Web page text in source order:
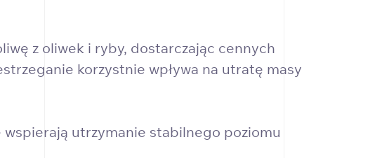
z oliwek i ryby, dostarczając cennych
korzystnie wpływa na utratę masy
utrzymanie stabilnego poziomu